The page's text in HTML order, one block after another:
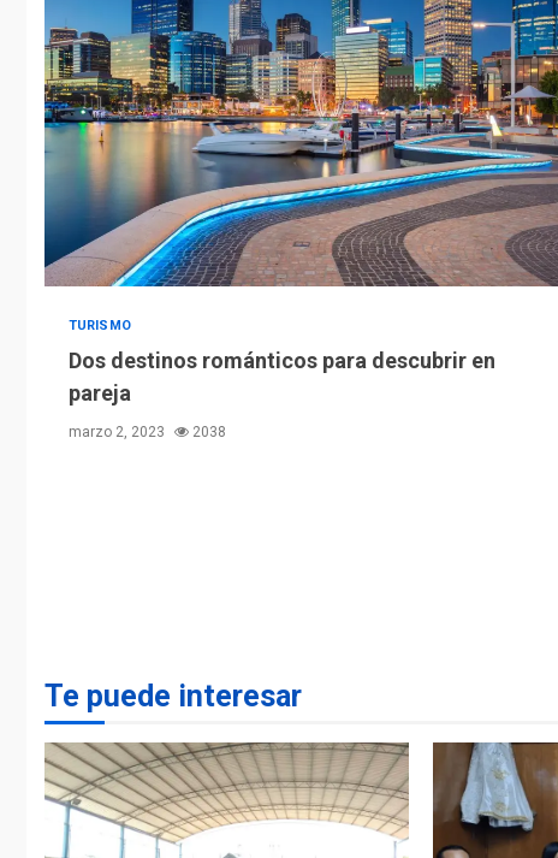
TURISMO
Dos destinos románticos para descubrir en
pareja
marzo 2, 2023 2038
Te puede interesar